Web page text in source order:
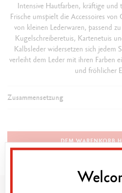
Intensive Hautfarben, kräftige
Frische umspielt die Accessoires von
von kleinen Lederwaren, passend
Kugelschreiberetuis, Kartenetuis
Kalbsleder widersetzen sich jedem
verleiht dem Leder mit ihren Farben
und fröhlicher
Zusammensetzung
Material:
Farbe:
DEM WARENKORB